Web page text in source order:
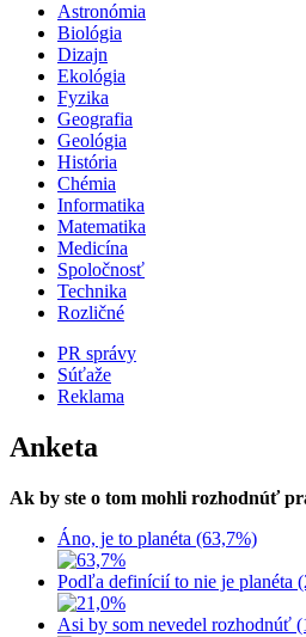
Astronómia
Biológia
Dizajn
Ekológia
Fyzika
Geografia
Geológia
História
Chémia
Informatika
Matematika
Medicína
Spoločnosť
Technika
Rozličné
PR správy
Súťaže
Reklama
Anketa
Ak by ste o tom mohli rozhodnúť
Áno, je to planéta (63,7%)
Podľa definícií to nie je planéta
Asi by som nevedel rozhodnúť